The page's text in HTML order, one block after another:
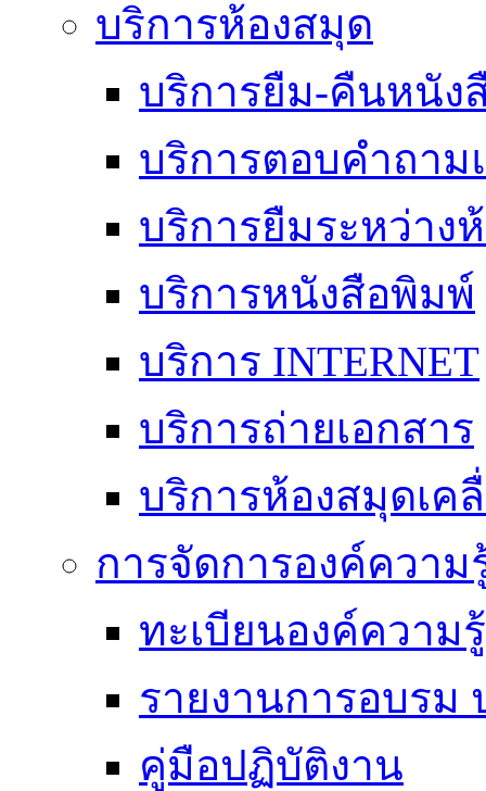
บริการห้องสมุด
บริการยืม-คืนหนัง
บริการตอบคำถา
บริการยืมระหว่าง
บริการหนังสือพิมพ์
บริการ INTERNET
บริการถ่ายเอกสาร
บริการห้องสมุดเค
การจัดการองค์ความ
ทะเบียนองค์ความ
รายงานการอบรม
คู่มือปฏิบัติงาน